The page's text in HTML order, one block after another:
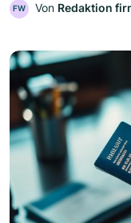
FW Von Redaktion